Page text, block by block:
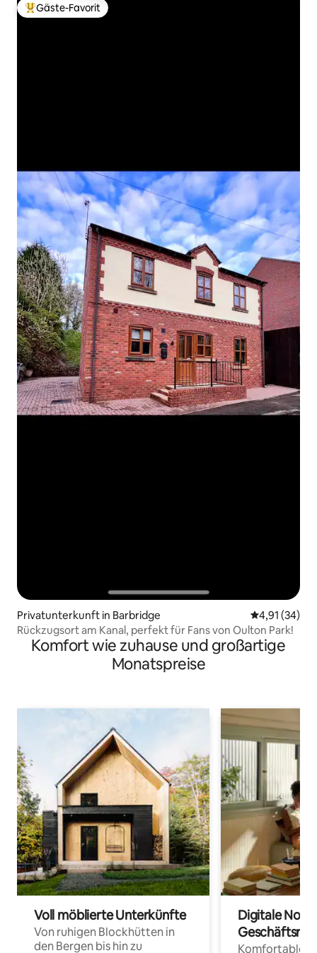
Beliebter Gäste-Favorit.
Gäste-Favorit
Privatunterkunft in Barbridge
4,91 (34)
Rückzugsort am Kanal, perfekt für Fans von Oulton Park!
Komfort wie zuhause und großartige
Monatspreise
Voll möblierte Unterkünfte
Von ruhigen Blockhütten in
den Bergen bis hin zu
Digitale
Komfortable